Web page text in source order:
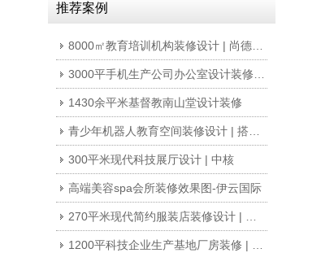
推荐案例
8000㎡教育培训机构装修设计 | 尚德教育
3000平手机生产公司办公室设计装修 | 朵唯女性手机
1430余平米基督教南山堂设计装修
青少年机器人教育空间装修设计 | 搭搭乐乐
300平米现代科技展厅设计 | 中核
高端美容spa会所装修效果图-伊云国际
270平米现代简约服装店装修设计 | 梦+DREAM
1200平科技企业生产基地厂房装修 | 纽戴尔集团